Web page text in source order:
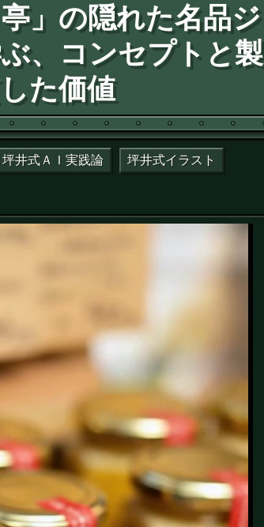
亭」の隠れた名品ジ
、コンセプトと製
た価値
坪井式ＡＩ実践論 坪井式イラスト